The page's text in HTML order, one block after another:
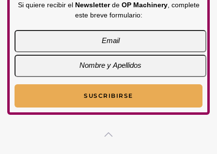
Si quiere recibir el Newsletterde OP Machinery, complete
este breve formulario: